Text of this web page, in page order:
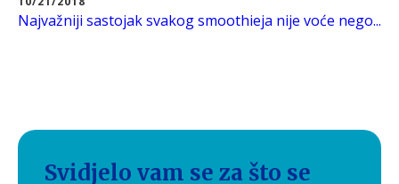
Najvažniji sastojak svakog smoothieja nije voće nego...
Svidjelo vam se za što se